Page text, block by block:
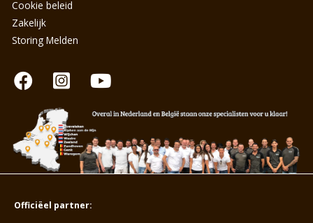
Cookie beleid
Zakelijk
Storing Melden
Officiëel partner: